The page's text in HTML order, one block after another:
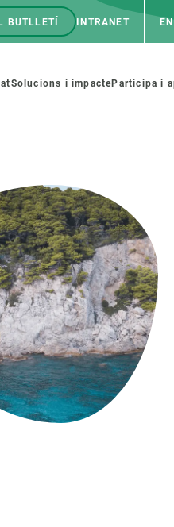
BUTLLETÍ INTRANET EN
Solucions i impacteParticipa i
nosaltres
NOTÍCIES I
Agenda
Esdeveniments
Actualitat
Notícies
Biodiversitat
Canvi global
Funcionament